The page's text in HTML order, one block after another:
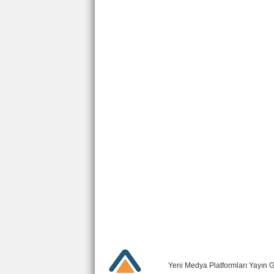
Yeni Medya Platformları Yayın